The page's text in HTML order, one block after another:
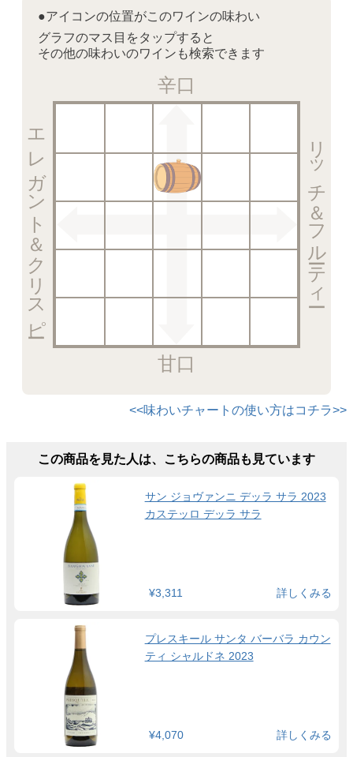
●アイコンの位置がこのワインの味わい
グラフのマス目をタップすると
その他の味わいのワインも検索できます
辛口
リッチ＆フルーティー
甘口
エレガント＆クリスピー
<<味わいチャートの使い方はコチラ>>
この商品を見た人は、こちらの商品も見ています
サン ジョヴァンニ デッラ サラ 2023
カステッロ デッラ サラ
¥3,311 詳しくみる
プレスキール サンタ バーバラ カウン
ティ シャルドネ 2023
¥4,070 詳しくみる